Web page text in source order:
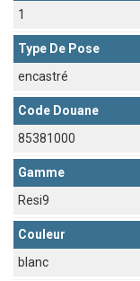
1
Type De Pose
encastré
Code Douane
85381000
Gamme
Resi9
Couleur
blanc